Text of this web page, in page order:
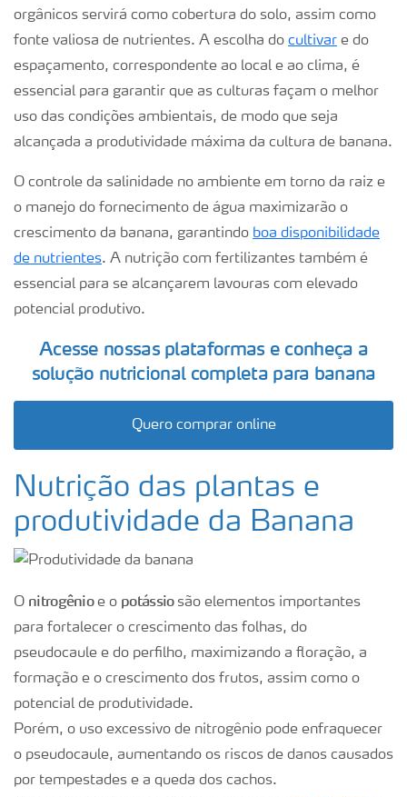
orgânicos servirá como cobertura do solo, assim como
fonte valiosa de nutrientes. A escolha do cultivar e do
espaçamento, correspondente ao local e ao clima, é
essencial para garantir que as culturas façam o melhor
uso das condições ambientais, de modo que seja
alcançada a produtividade máxima da cultura de banana.
O controle da salinidade no ambiente em torno da raiz e
o manejo do fornecimento de água maximizarão o
crescimento da banana, garantindo boa disponibilidade
de nutrientes. A nutrição com fertilizantes também é
essencial para se alcançarem lavouras com elevado
potencial produtivo.
Acesse nossas plataformas e conheça a
solução nutricional completa para banana
Quero comprar online
Nutrição das plantas e
produtividade da Banana
O nitrogênioe o potássiosão elementos importantes
para fortalecer o crescimento das folhas, do
pseudocaule e do perfilho, maximizando a floração, a
formação e o crescimento dos frutos, assim como o
potencial de produtividade.
Porém, o uso excessivo de nitrogênio pode enfraquecer
o pseudocaule, aumentando os riscos de danos causados
por tempestades e a queda dos cachos.